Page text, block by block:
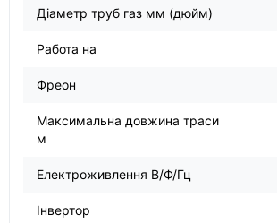
Діаметр труб газ мм (дюйм)
Работа на
Фреон
Максимальна довжина траси
м
Електроживлення В/Ф/Гц
Інвертор